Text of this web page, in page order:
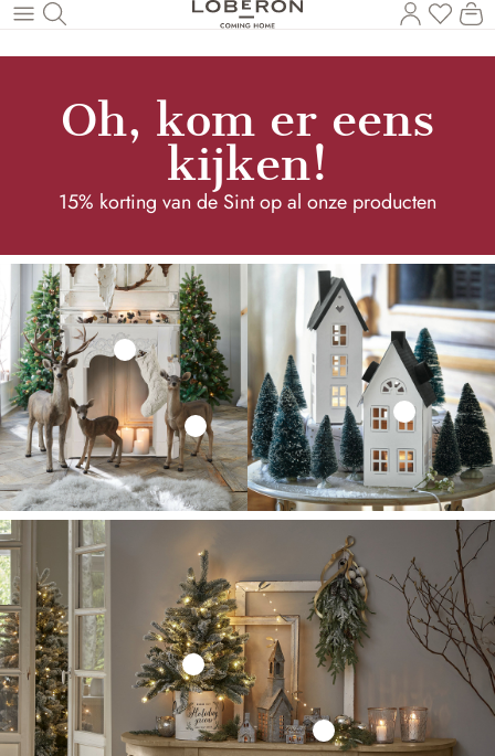
Naar de hoofdinhoud
U
Oh, kom er eens
kijken!
15% korting van de Sint op al onze producten